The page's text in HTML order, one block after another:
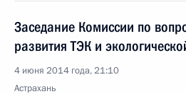
Заседание Комиссии по
развития ТЭК и
4 июня 2014 года, 21:10
Астрахань